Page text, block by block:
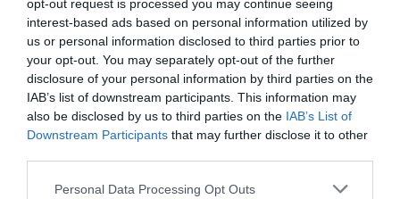
opt-out request is processed you may continue seeing
interest-based ads based on personal information utilized by
us or personal information disclosed to third parties prior to
your opt-out. You may separately opt-out of the further
disclosure of your personal information by third parties on the
IAB’s list of downstream participants. This information may
also be disclosed by us to third parties on the IAB’s List of
Downstream Participants that may further disclose it to other
Personal Data Processing Opt Outs
régulateurs internationaux ne sont pas faites pour
les chiens. Les passagers qui assisteraient à de tels
manquements graves auraient bien raison de les
dénoncer car c’est leur vie qui est mise en danger
par ces initiatives irresponsables.
4- Si vous prétendez que le fait d’introduire des
personnes non autorisées dans les cockpits est
“money courante et dans toutes les compagnies”
(sic), prouvez-le ! Sinon, c’est de la diffamation, en
la double faute).